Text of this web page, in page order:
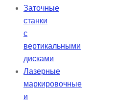
Заточные
станки
с
вертикальными
дисками
Лазерные
маркировочные
и